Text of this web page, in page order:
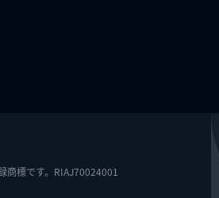
商標です。RIAJ70024001